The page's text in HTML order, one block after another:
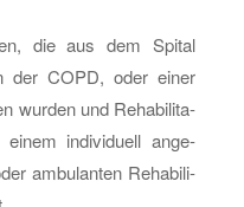
die aus dem Spi­tal
der COPD, oder einer
wur­den und Re­ha­bi­li­ta­
einem in­di­vi­du­ell an­ge­
am­bu­lan­ten Re­ha­bi­li­